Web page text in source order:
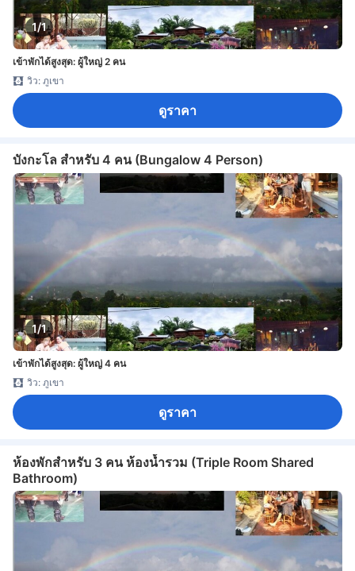
1/1
เข้าพักได้สูงสุด: ผู้ใหญ่ 2 คน
วิว: ภูเขา
ดูราคา
บังกะโล สำหรับ 4 คน (Bungalow 4 Person)
1/1
เข้าพักได้สูงสุด: ผู้ใหญ่ 4 คน
วิว: ภูเขา
ดูราคา
ห้องพักสำหรับ 3 คน ห้องน้ำรวม (Triple Room Shared
Bathroom)